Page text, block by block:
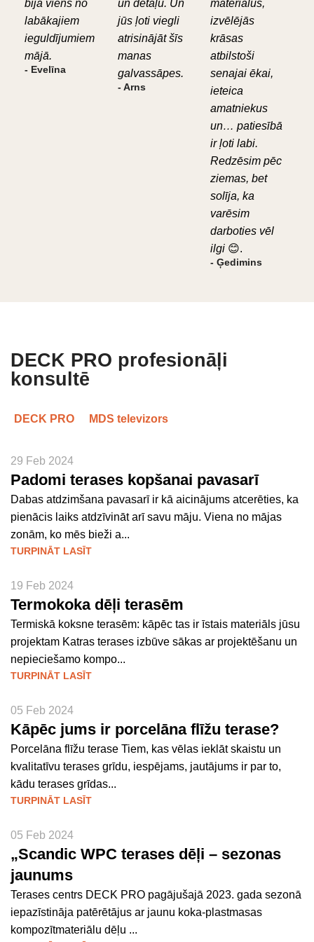
bija viens no
labākajiem
ieguldījumiem
mājā.
- Evelīna
un detaļu. Un
jūs ļoti viegli
atrisinājāt šīs
manas
galvassāpes.
- Arns
materiālus,
izvēlējās
krāsas
atbilstoši
senajai ēkai,
ieteica
amatniekus
un… patiesībā
ir ļoti labi.
Redzēsim pēc
ziemas, bet
solīja, ka
varēsim
darboties vēl
ilgi 😊.
- Ģedimins
DECK PRO profesionāļi
konsultē
DECK PRO MDS televizors
29 Feb 2024
Padomi terases kopšanai pavasarī
Dabas atdzimšana pavasarī ir kā aicinājums atcerēties, ka
pienācis laiks atdzīvināt arī savu māju. Viena no mājas
zonām, ko mēs bieži a...
TURPINĀT LASĪT
19 Feb 2024
Termokoka dēļi terasēm
Termiskā koksne terasēm: kāpēc tas ir īstais materiāls jūsu
projektam Katras terases izbūve sākas ar projektēšanu un
nepieciešamo kompo...
TURPINĀT LASĪT
05 Feb 2024
Kāpēc jums ir porcelāna flīžu terase?
Porcelāna flīžu terase Tiem, kas vēlas ieklāt skaistu un
kvalitatīvu terases grīdu, iespējams, jautājums ir par to,
kādu terases grīdas...
TURPINĀT LASĪT
05 Feb 2024
„Scandic WPC terases dēļi – sezonas
jaunums
Terases centrs DECK PRO pagājušajā 2023. gada sezonā
iepazīstināja patērētājus ar jaunu koka-plastmasas
kompozītmateriālu dēļu ...